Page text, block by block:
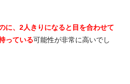
に、2人きりになると目を合わせて
っている可能性が非常に高いでし